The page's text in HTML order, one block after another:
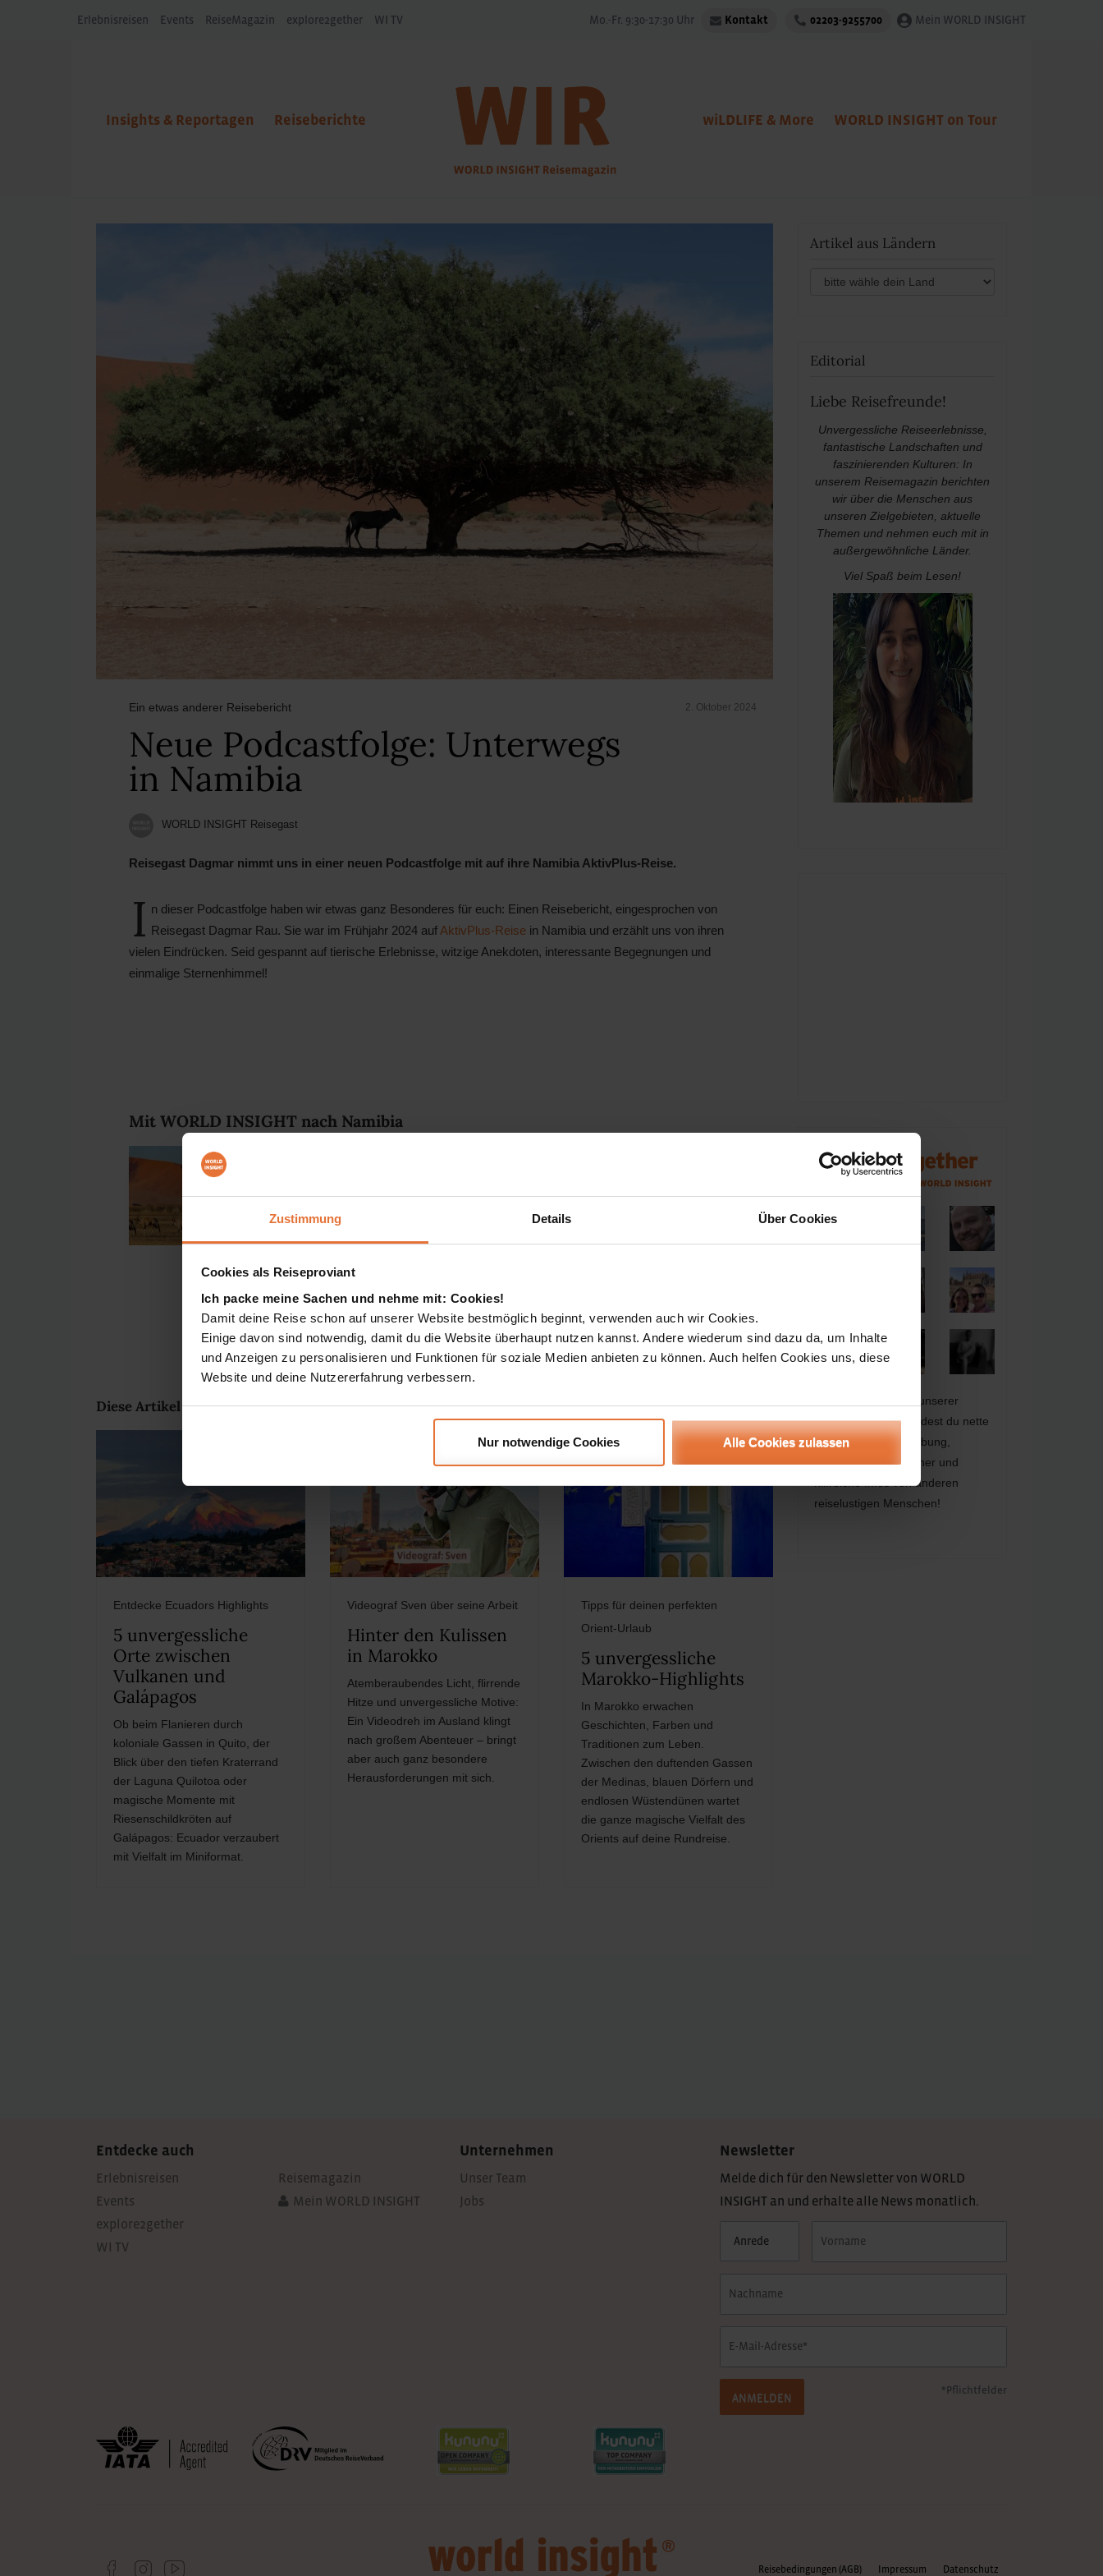
Zustimmung Details Über Cookies
Cookies als Reiseproviant
Ich packe meine Sachen und nehme mit: Cookies!
Damit deine Reise schon auf unserer Website bestmöglich beginnt, verwenden auch wir Cookies.
Einige davon sind notwendig, damit du die Website überhaupt nutzen kannst. Andere wiederum sind dazu da, um Inhalte
und Anzeigen zu personalisieren und Funktionen für soziale Medien anbieten zu können. Auch helfen Cookies uns, diese
Website und deine Nutzererfahrung verbessern.
Nur notwendige Cookies Alle Cookies zulassen
Erlebnisreisen Events ReiseMagazin explore2gether WI TV Mo.-Fr. 9:30-17:30 Uhr Kontakt 02203-9255700 Mein WORLD INSIGHT
Insights & Reportagen Reiseberichte wiLDLIFE & More WORLD INSIGHT on Tour
Ein etwas anderer Reisebericht 2. Oktober 2024
Neue Podcastfolge: Unterwegs
in Namibia
WORLD INSIGHT Reisegast
Reisegast Dagmar nimmt uns in einer neuen Podcastfolge mit auf ihre Namibia AktivPlus-Reise.
I n dieser Podcastfolge haben wir etwas ganz Besonderes für euch: Einen Reisebericht, eingesprochen von
Reisegast Dagmar Rau. Sie war im Frühjahr 2024 auf AktivPlus-Reise in Namibia und erzählt uns von ihren
vielen Eindrücken. Seid gespannt auf tierische Erlebnisse, witzige Anekdoten, interessante Begegnungen und
einmalige Sternenhimmel!
Mit WORLD INSIGHT nach Namibia
das Lagerfeuer schmeckt die einheimische Buschküche besonders gut. Ebenso
unvergesslich ist die Namib-Wüste mit ihren orangefarbenen Dünen von Sossusvlei
oder die spektakuläre Landschaft des Fish River Canyon, dem zweitgrößten Canyon
» zu unseren Namibia Rundreisen
Diese Artikel könnten dich auch interessieren...
Entdecke Ecuadors Highlights
5 unvergessliche
Orte zwischen
Vulkanen und
Galápagos
Ob beim Flanieren durch
koloniale Gassen in Quito, der
Blick über den tiefen Kraterrand
der Laguna Quilotoa oder
magische Momente mit
Riesenschildkröten auf
Galápagos: Ecuador verzaubert
mit Vielfalt im Miniformat.
Videograf Sven über seine Arbeit
Hinter den Kulissen
in Marokko
Atemberaubendes Licht, flirrende
Hitze und unvergessliche Motive:
Ein Videodreh im Ausland klingt
nach großem Abenteuer – bringt
aber auch ganz besondere
Herausforderungen mit sich.
Tipps für deinen perfekten
Orient-Urlaub
5 unvergessliche
Marokko-Highlights
In Marokko erwachen
Geschichten, Farben und
Traditionen zum Leben.
Zwischen den duftenden Gassen
der Medinas, blauen Dörfern und
endlosen Wüstendünen wartet
die ganze magische Vielfalt des
Orients auf deine Rundreise.
Artikel aus Ländern
Editorial
Liebe Reisefreunde!
Unvergessliche Reiseerlebnisse,
fantastische Landschaften und
faszinierenden Kulturen: In
unserem Reisemagazin berichten
wir über die Menschen aus
unseren Zielgebieten, aktuelle
Themen und nehmen euch mit in
außergewöhnliche Länder.
Viel Spaß beim Lesen!
Bei explore2gether, unserer
ReiseCommunity, findest du nette
Leute aus der Umgebung,
passende Reisepartner und
hilfreiche Infos von anderen
reiselustigen Menschen!
Entdecke auch
Erlebnisreisen
Events
explore2gether
WI TV
Reisemagazin
Mein WORLD INSIGHT
Unternehmen
Unser Team
Jobs
Newsletter
Melde dich für den Newsletter von WORLD
INSIGHT an und erhalte alle News monatlich.
ANMELDEN
*Pflichtfelder
Reisebedingungen (AGB) Impressum Datenschutz